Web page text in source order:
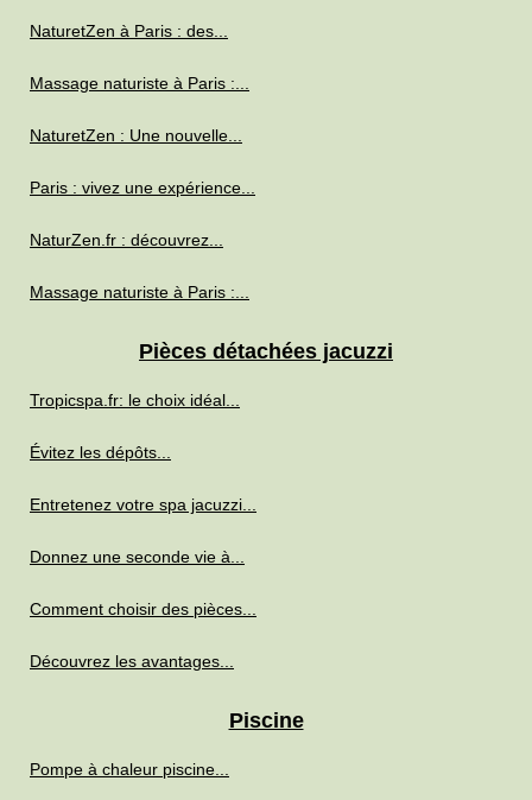
NaturetZen à Paris : des...
Massage naturiste à Paris :...
NaturetZen : Une nouvelle...
Paris : vivez une expérience...
NaturZen.fr : découvrez...
Massage naturiste à Paris :...
Pièces détachées jacuzzi
Tropicspa.fr: le choix idéal...
Évitez les dépôts...
Entretenez votre spa jacuzzi...
Donnez une seconde vie à...
Comment choisir des pièces...
Découvrez les avantages...
Piscine
Pompe à chaleur piscine...